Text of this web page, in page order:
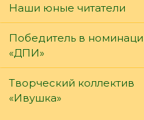
Наши юные читатели
Победитель в
«ДПИ»
Творческий коллектив
«Ивушка»